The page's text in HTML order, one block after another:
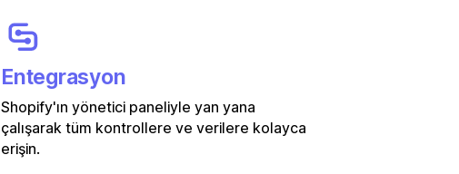
Entegrasyon
Shopify'ın yönetici paneliyle yan yana
çalışarak tüm kontrollere ve verilere kolayca
erişin.